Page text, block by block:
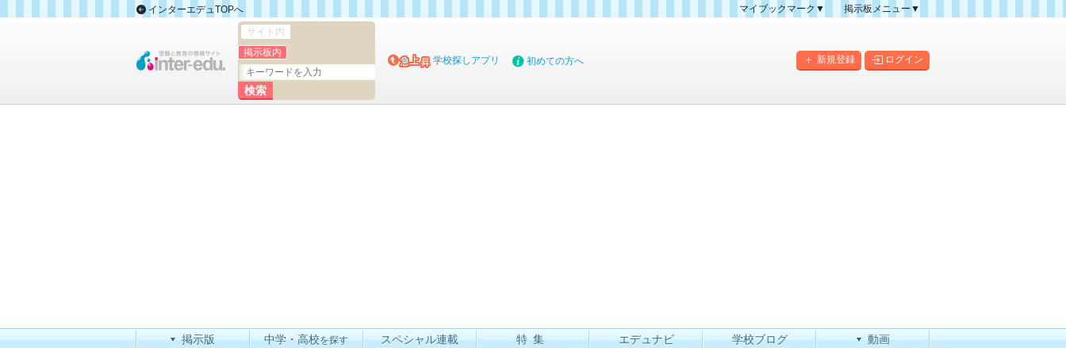
インターエデュTOPへ
マイブックマーク▼
掲示板メニュー▼
掲示板マップ
新規登録 ログイン
サイト内
掲示板内
学校探しアプリ 初めての方へ
掲示版 中学・高校を探す スペシャル連載 特集 エデュナビ 学校ブログ 動画